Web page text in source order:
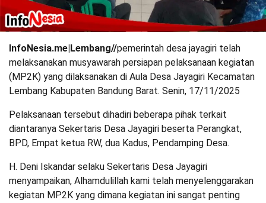
InfoNesia.me|Lembang//pemerintah desa jayagiri telah
melaksanakan musyawarah persiapan pelaksanaan kegiatan
(MP2K) yang dilaksanakan di Aula Desa Jayagiri Kecamatan
Lembang Kabupaten Bandung Barat. Senin, 17/11/2025
Pelaksanaan tersebut dihadiri beberapa pihak terkait
diantaranya Sekertaris Desa Jayagiri beserta Perangkat,
BPD, Empat ketua RW, dua Kadus, Pendamping Desa.
H. Deni Iskandar selaku Sekertaris Desa Jayagiri
menyampaikan, Alhamdulillah kami telah menyelenggarakan
kegiatan MP2K yang dimana kegiatan ini sangat penting